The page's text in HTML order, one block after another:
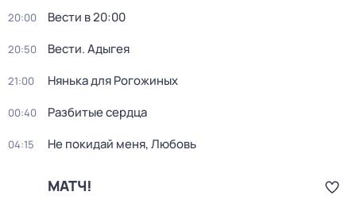
20:00 Вести в 20:00
20:50 Вести. Адыгея
21:00 Нянька для Рогожиных
00:40 Разбитые сердца
04:15 Не покидай меня, Любовь
МАТЧ!